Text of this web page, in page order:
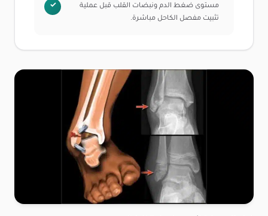
مستوى ضغط الدم ونبضات القلب قبل عملية
تثبيت مفصل الكاحل مباشرة.